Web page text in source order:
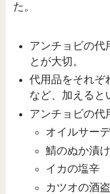
た。
アンチョビの代
とが大切。
代用品をそれぞ
など、加えると
アンチョビの代
オイルサー
鯖のぬか漬
イカの塩辛
カツオの酒盗